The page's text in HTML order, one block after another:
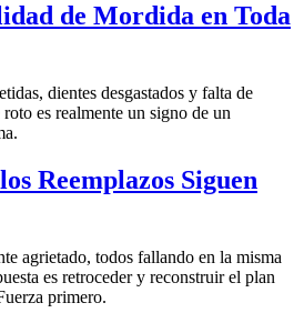
de Mordida en Toda
dientes desgastados y falta de
es realmente un signo de un
Reemplazos Siguen
agrietado, todos fallando en la misma
es retroceder y reconstruir el plan
primero.